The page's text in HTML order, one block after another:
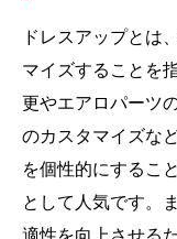
ドレスアップとは
マイズすることを
更やエアロパーツ
のカスタマイズな
を個性的にするこ
として人気です。